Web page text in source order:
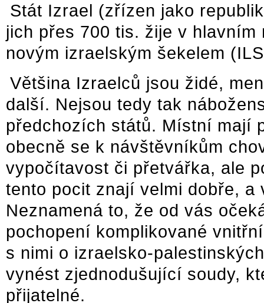
Stát Izrael (zřízen jako
jich přes 700 tis. žije v
novým izraelským šekelem
Většina Izraelců jsou židé,
další. Nejsou tedy tak
předchozích států. Místní mají
obecně se k návštěvníkům
vypočítavost či přetvářka, ale
tento pocit znají velmi dobře,
Neznamená to, že od vás
pochopení komplikované
s nimi o izraelsko-
vynést zjednodušující soudy,
přijatelné.